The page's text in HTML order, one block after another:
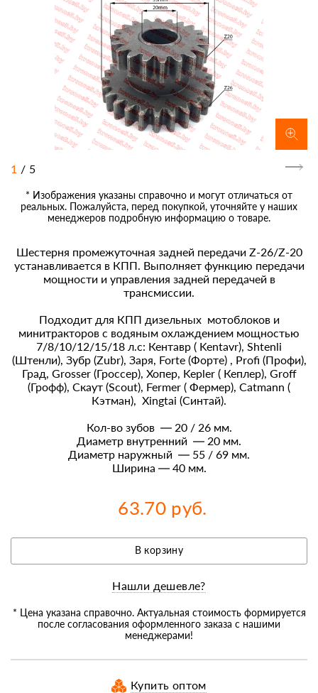
1 / 5
* Изображения указаны справочно и могут отличаться от
реальных. Пожалуйста, перед покупкой, уточняйте у наших
менеджеров подробную информацию о товаре.
Шестерня промежуточная задней передачи Z-26/Z-20
устанавливается в КПП. Выполняет функцию передачи
мощности и управления задней передачей в
трансмиссии.
Подходит для КПП дизельных мотоблоков и
минитракторов с водяным охлаждением мощностью
7/8/10/12/15/18 л.с: Кентавр ( Kentavr), Shtenli
(Штенли), Зубр (Zubr), Заря, Forte (Форте) , Profi (Профи),
Град, Grosser (Гроссер), Хопер, Kepler ( Кеплер), Groff
(Грофф), Скаут (Scout), Fermer ( Фермер), Catmann (
Кэтман), Xingtai (Синтай).
Кол-во зубов — 20 / 26 мм.
Диаметр внутренний — 20 мм.
Диаметр наружный — 55 / 69 мм.
Ширина — 40 мм.
63.70 руб.
В корзину
Нашли дешевле?
* Цена указана справочно. Актуальная стоимость формируется
после согласования оформленного заказа с нашими
менеджерами!
Купить оптом